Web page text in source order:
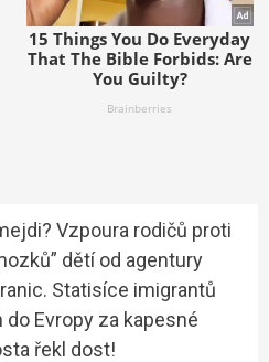
Vzpoura rodičů proti
dětí od agentury
Statisíce imigrantů
Evropy za kapesné
řekl dost!